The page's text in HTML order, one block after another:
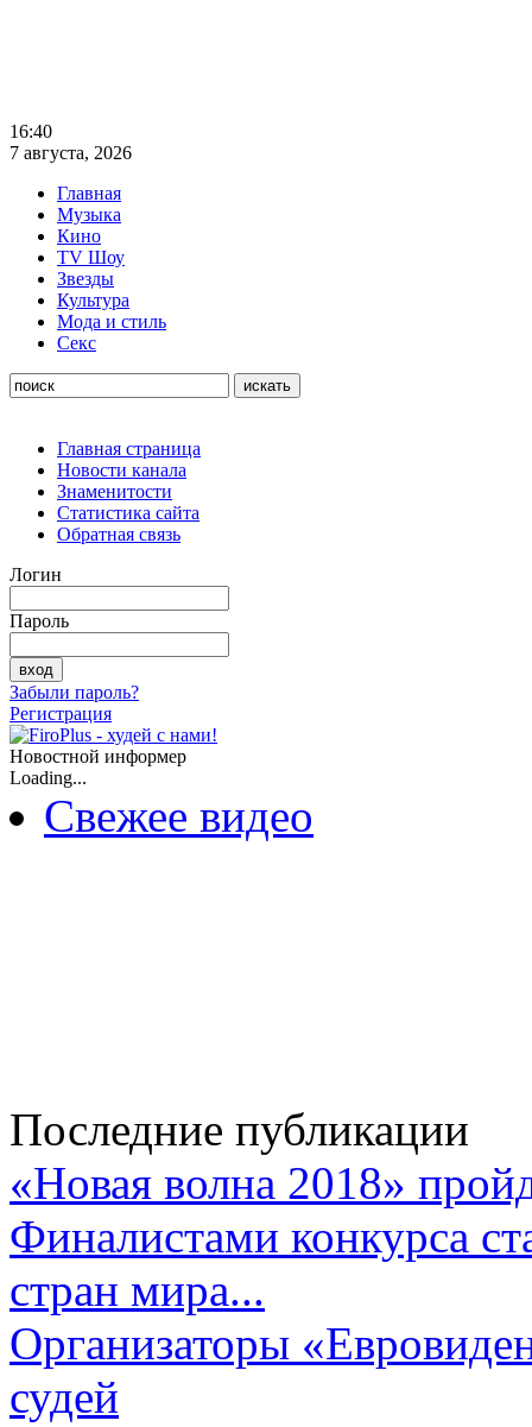
16:40
7 августа, 2026
Главная
Музыка
Кино
TV Шоу
Звезды
Культура
Мода и стиль
Секс
Главная страница
Новости канала
Знаменитости
Статистика сайта
Обратная связь
Логин
Пароль
Забыли пароль?
Регистрация
Новостной информер
Loading...
Свежее видео
Последние публикации
«Новая волна 2018»
Финалистами конкурса
стран мира...
Организаторы
судей